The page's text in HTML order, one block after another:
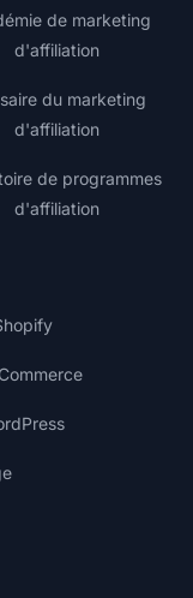
de marketing
d'affiliation
du marketing
d'affiliation
de programmes
d'affiliation